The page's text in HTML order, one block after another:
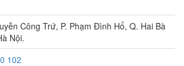
Công Trứ, P. Phạm Đình Hổ, Q. Hai Bà
Nội.
102